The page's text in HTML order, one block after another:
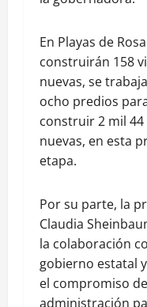
En Playas de
construirán 158
nuevas, se
ocho predios
construir 2 mil 44
nuevas, en esta
etapa.
Por su parte, la
Claudia
la colaboración
gobierno estatal
el compromiso
administración